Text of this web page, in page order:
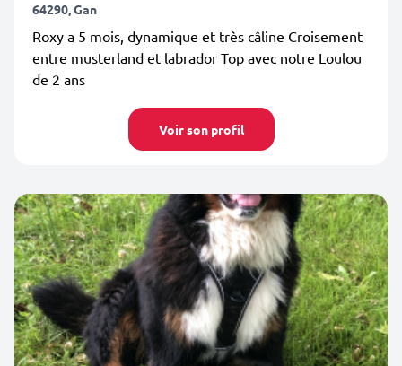
64290, Gan
Roxy a 5 mois, dynamique et très câline Croisement
entre musterland et labrador Top avec notre Loulou
de 2 ans
Voir son profil